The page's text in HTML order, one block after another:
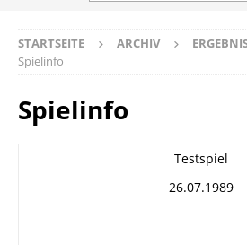
STARTSEITE ARCHIV
Spielinfo
Spielinfo
Testspiel
26.07.1989